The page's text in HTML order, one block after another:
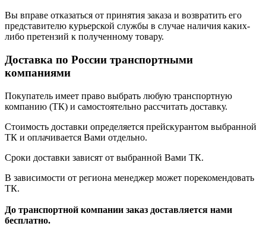
Вы вправе отказаться от принятия заказа и возвратить его
представителю курьерской службы в случае наличия каких-
либо претензий к полученному товару.
Доставка по России транспортными
компаниями
Покупатель имеет право выбрать любую транспортную
компанию (ТК) и самостоятельно рассчитать доставку.
Стоимость доставки определяется прейскурантом выбранной
ТК и оплачивается Вами отдельно.
Сроки доставки зависят от выбранной Вами ТК.
В зависимости от региона менеджер может порекомендовать
ТК.
До транспортной компании заказ доставляется нами
бесплатно.